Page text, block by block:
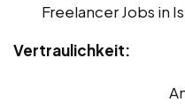
Freelancer Jobs in
Vertraulichkeit: